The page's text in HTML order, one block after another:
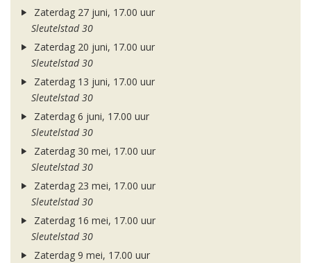
Zaterdag 27 juni, 17.00 uur
Sleutelstad 30
Zaterdag 20 juni, 17.00 uur
Sleutelstad 30
Zaterdag 13 juni, 17.00 uur
Sleutelstad 30
Zaterdag 6 juni, 17.00 uur
Sleutelstad 30
Zaterdag 30 mei, 17.00 uur
Sleutelstad 30
Zaterdag 23 mei, 17.00 uur
Sleutelstad 30
Zaterdag 16 mei, 17.00 uur
Sleutelstad 30
Zaterdag 9 mei, 17.00 uur